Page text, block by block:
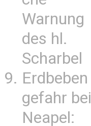
Warnung
des hl.
Scharbel
Erdbeben
gefahr bei
Neapel: